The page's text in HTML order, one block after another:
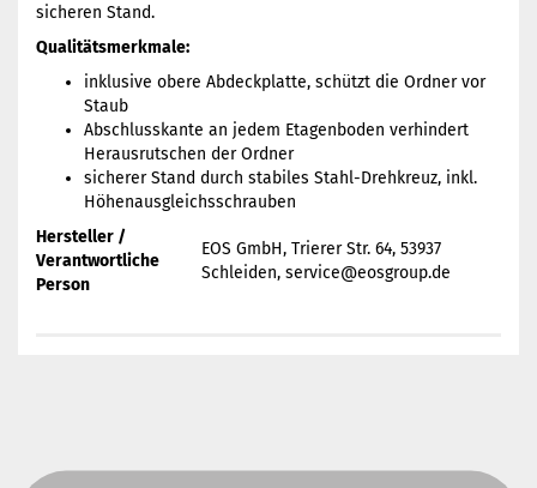
sicheren Stand.
Qualitätsmerkmale:
inklusive obere Abdeckplatte, schützt die Ordner vor
Staub
Abschlusskante an jedem Etagenboden verhindert
Herausrutschen der Ordner
sicherer Stand durch stabiles Stahl-Drehkreuz, inkl.
Höhenausgleichsschrauben
Hersteller /
Verantwortliche
Person
EOS GmbH, Trierer Str. 64, 53937
Schleiden, service@eosgroup.de